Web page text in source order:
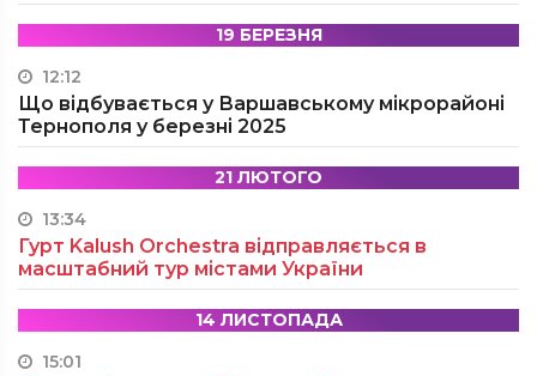
19 БЕРЕЗНЯ
12:12
Що відбувається у Варшавському мікрорайоні
Тернополя у березні 2025
21 ЛЮТОГО
13:34
Гурт Kalush Orchestra відправляється в
масштабний тур містами України
14 ЛИСТОПАДА
15:01